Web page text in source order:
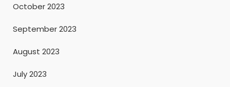
October 2023
September 2023
August 2023
July 2023